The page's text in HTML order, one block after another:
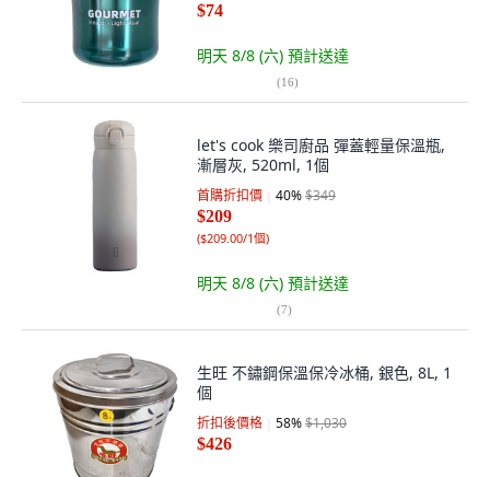
$74
明天 8/8 (六) 預計送達
(16)
let's cook 樂司廚品 彈蓋輕量保溫瓶,
漸層灰, 520ml, 1個
首購折扣價 40%$349
$209
($209.00/1個)
明天 8/8 (六) 預計送達
(7)
生旺 不鏽鋼保溫保冷冰桶, 銀色, 8L, 1
個
折扣後價格 58%$1,030
$426